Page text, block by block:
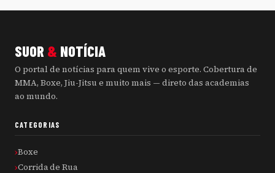
SUOR & NOTÍCIA
O portal de notícias para quem vive o esporte. Cobertura de
MMA, Boxe, Jiu-Jitsu e muito mais — direto das academias
ao mundo.
CATEGORIAS
Boxe
Corrida de Rua